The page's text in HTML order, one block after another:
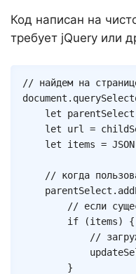
Код написан на
требует jQuery или
// найдем на
document .
let parentSelect
let url =
let items = JSON
// когда
	parentSelect
.
// если
if
(items)
{
//
}